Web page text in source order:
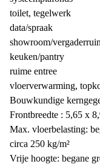
toilet, tegelwerk
data/spraak
showroom/
keuken/pantry
ruime entree
vloerverwarming,
Bouwkundige
Frontbreedte : 5,65 x
Max. vloerbelasting:
circa 250 kg/m²
Vrije hoogte: begane